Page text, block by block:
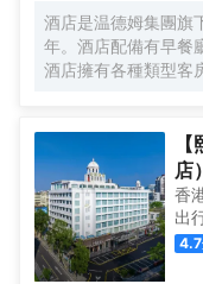
HOME心怡之所。 麗
花語源自古希臘神話
麗怡酒店，您都可以
精心優選品質體驗讓
酒店是温德姆集團旗
年。酒店配備有早餐
酒店擁有各種類型客
果您有時間放鬆休
邊漫步，緊鄰夏灣夜
您不二之選，戴斯精
店
香
出
4.7